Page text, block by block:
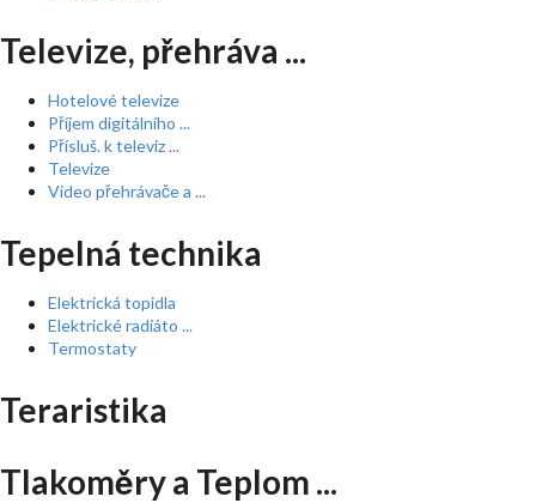
Televize, přehráva ...
Hotelové televize
Příjem digitálního ...
Přísluš. k televiz ...
Televize
Video přehrávače a ...
Tepelná technika
Elektrická topidla
Elektrické radiáto ...
Termostaty
Teraristika
Tlakoměry a Teplom ...